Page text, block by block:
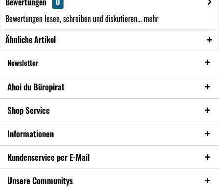
Bewertungen lesen, schreiben und diskutieren...mehr
Ähnliche Artikel
Newsletter
Ahoi du Büropirat
Shop Service
Informationen
Kundenservice per E-Mail
Unsere Communitys